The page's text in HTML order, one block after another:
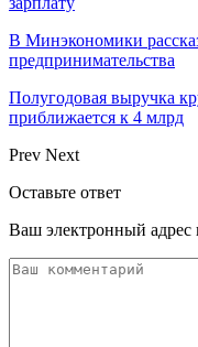
В Минэкономики
предпринимательства
Полугодовая выручка
приближается к 4 млрд
Prev Next
Оставьте ответ
Ваш электронный адрес